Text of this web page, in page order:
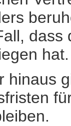
dass
hat.
hinaus